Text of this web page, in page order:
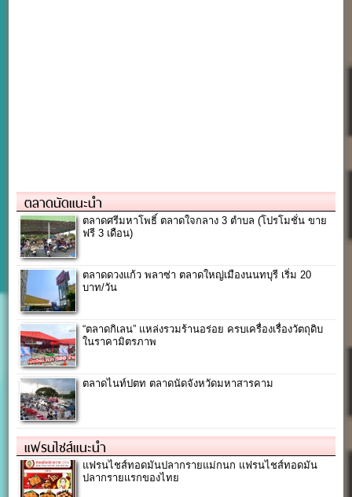
ตลาดนัดแนะนำ
ตลาดศรีมหาโพธิ์ ตลาดใจกลาง 3 ตำบล (โปรโมชั่น ขาย
ฟรี 3 เดือน)
ตลาดดวงแก้ว พลาซ่า ตลาดใหญ่เมืองนนทบุรี เริ่ม 20
บาท/วัน
“ตลาดกิเลน” แหล่งรวมร้านอร่อย ครบเครื่องเรื่องวัตถุดิบ
ในราคามิตรภาพ
ตลาดไนท์ปตท ตลาดนัดจังหวัดมหาสารคาม
แฟรนไชส์แนะนำ
แฟรนไชส์ทอดมันปลากรายแม่กนก แฟรนไชส์ทอดมัน
ปลากรายแรกของไทย